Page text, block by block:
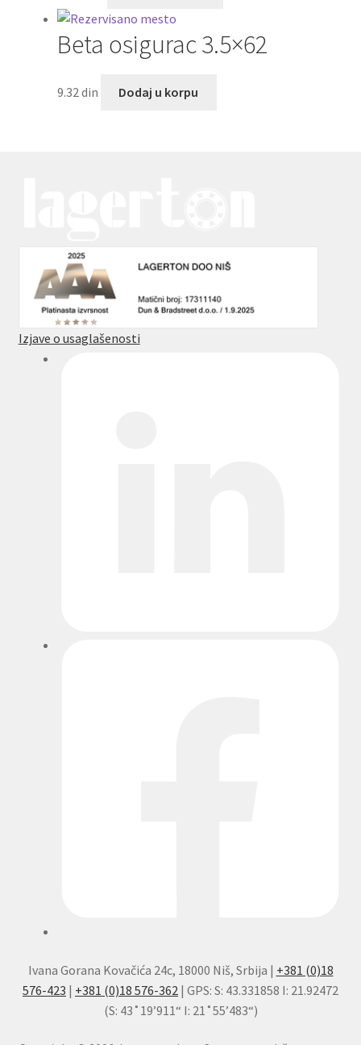
Beta osigurac 3.5×62
9.32 din Dodaj u korpu
Izjave o usaglašenosti
Ivana Gorana Kovačića 24c, 18000 Niš, Srbija | +381 (0)18
576-423 | +381 (0)18 576-362 | GPS: S: 43.331858 I: 21.92472
(S: 43˚19’911“ I: 21˚55’483“)